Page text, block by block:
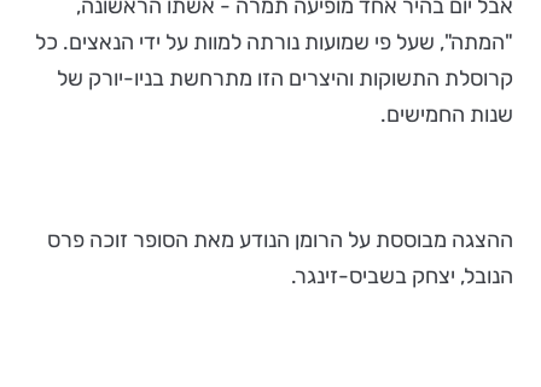
אבל יום בהיר אחד מופיעה תמרה - אשתו הראשונה,
"המתה", שעל פי שמועות נורתה למוות על ידי הנאצים. כל
קרוסלת התשוקות והיצרים הזו מתרחשת בניו-יורק של
שנות החמישים.
ההצגה מבוססת על הרומן הנודע מאת הסופר זוכה פרס
הנובל, יצחק בשביס-זינגר.